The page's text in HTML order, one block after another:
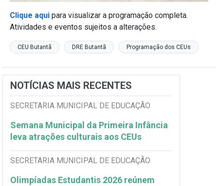
Clique aqui para visualizar a programação completa.
Atividades e eventos sujeitos a alterações.
CEU Butantã DRE Butantã Programação dos CEUs
NOTÍCIAS MAIS RECENTES
SECRETARIA MUNICIPAL DE EDUCAÇÃO
Semana Municipal da Primeira Infância
leva atrações culturais aos CEUs
SECRETARIA MUNICIPAL DE EDUCAÇÃO
Olimpíadas Estudantis 2026 reúnem